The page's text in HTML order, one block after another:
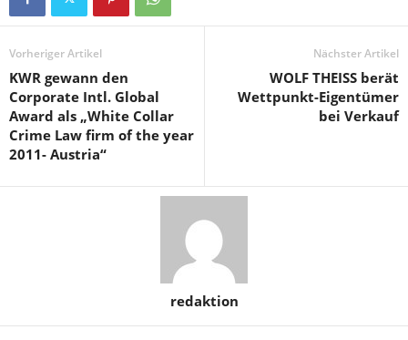
Vorheriger Artikel
KWR gewann den
Corporate Intl. Global
Award als „White Collar
Crime Law firm of the year
2011- Austria“
Nächster Artikel
WOLF THEISS berät
Wettpunkt-Eigentümer
bei Verkauf
redaktion